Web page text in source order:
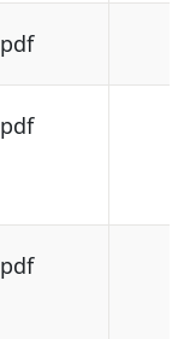
pdf
pdf
pdf